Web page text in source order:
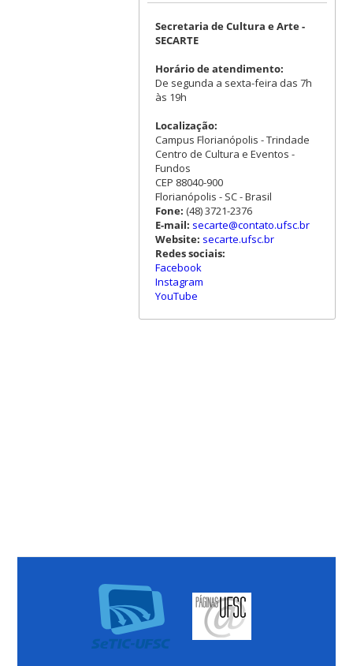
Secretaria de Cultura e Arte -
SECARTE
Horário de atendimento:
De segunda a sexta-feira das 7h
às 19h
Localização:
Campus Florianópolis - Trindade
Centro de Cultura e Eventos -
Fundos
CEP 88040-900
Florianópolis - SC - Brasil
Fone: (48) 3721-2376
E-mail: secarte@contato.ufsc.br
Website: secarte.ufsc.br
Redes sociais:
Facebook
Instagram
YouTube